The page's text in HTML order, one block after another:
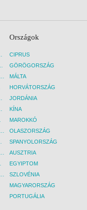
REPÜLŐ
Országok
CIPRUS
GÖRÖGORSZÁG
MÁLTA
HORVÁTORSZÁG
JORDÁNIA
KÍNA
MAROKKÓ
OLASZORSZÁG
SPANYOLORSZÁG
AUSZTRIA
EGYIPTOM
SZLOVÉNIA
MAGYARORSZÁG
PORTUGÁLIA